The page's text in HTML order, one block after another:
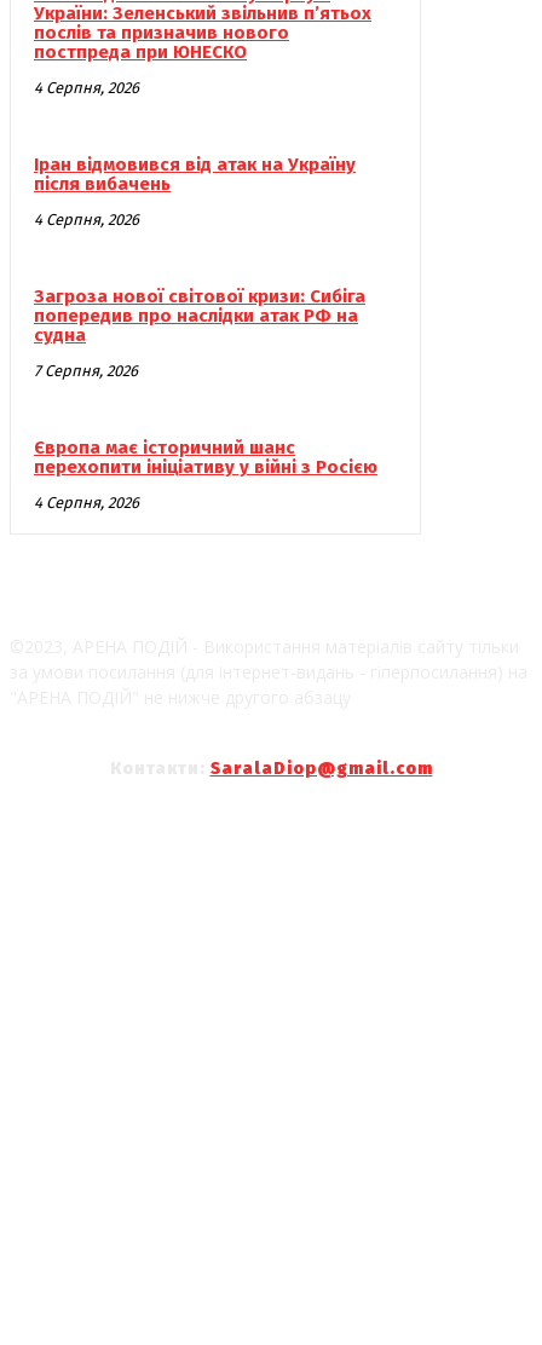
України: Зеленський звільнив п’ятьох
послів та призначив нового
постпреда при ЮНЕСКО
4 Серпня, 2026
Іран відмовився від атак на Україну
після вибачень
4 Серпня, 2026
Загроза нової світової кризи: Сибіга
попередив про наслідки атак РФ на
судна
7 Серпня, 2026
Європа має історичний шанс
перехопити ініціативу у війні з Росією
4 Серпня, 2026
SaralaDiop@gmail.com